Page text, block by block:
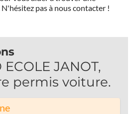
N'hésitez pas à nous contacter !
JANOT,
permis voiture.